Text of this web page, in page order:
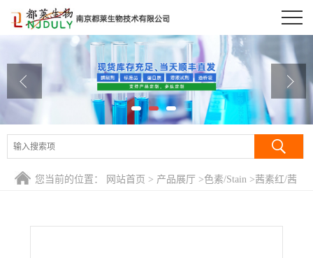
公司介绍
产品展厅
证书荣誉
您当前的位置： 网站首页 > 产品展厅 >色素/Stain >茜素红/茜